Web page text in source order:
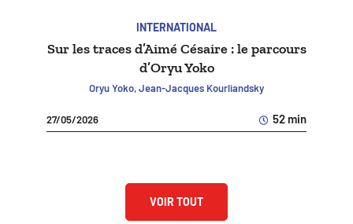
INTERNATIONAL
Sur les traces d’Aimé Césaire : le parcours
d’Oryu Yoko
Oryu Yoko, Jean-Jacques Kourliandsky
27/05/2026 52 min
VOIR TOUT